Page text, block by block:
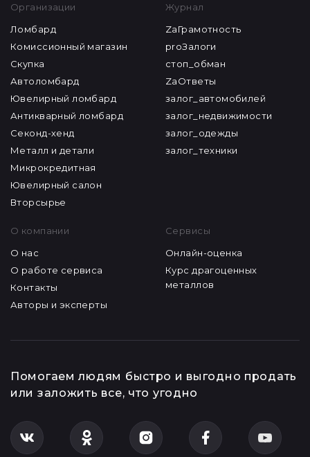
Организации
Ломбард
Комиссионный магазин
Скупка
Автоломбард
Ювелирный ломбард
Антикварный ломбард
Секонд-хенд
Металл и детали
Микрокредитная
Ювелирный салон
Вторсырье
Журнал
ZaГрамотность
proЗалоги
стоп_обман
ZaОтветы
залог_автомобилей
залог_недвижимости
залог_одежды
залог_техники
О компании
О нас
О работе сервиса
Контакты
Авторы и эксперты
Сервисы
Онлайн-оценка
Курс драгоценных
металлов
Помогаем людям быстро и выгодно продать
или заложить все, что угодно